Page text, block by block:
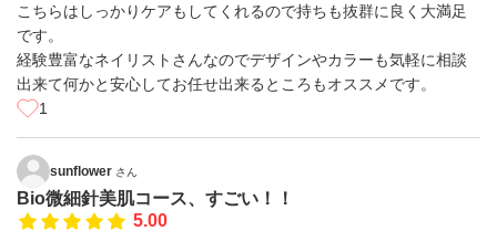
こちらはしっかりケアもしてくれるので持ちも抜群に良く大満足
です。
経験豊富なネイリストさんなのでデザインやカラーも気軽に相談
出来て何かと安心してお任せ出来るところもオススメです。
1
sunflower さん
Bio微細針美肌コース、すごい！！
5.00